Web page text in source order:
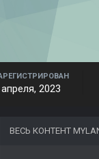
2023
ВЕСЬ КОНТЕНТ